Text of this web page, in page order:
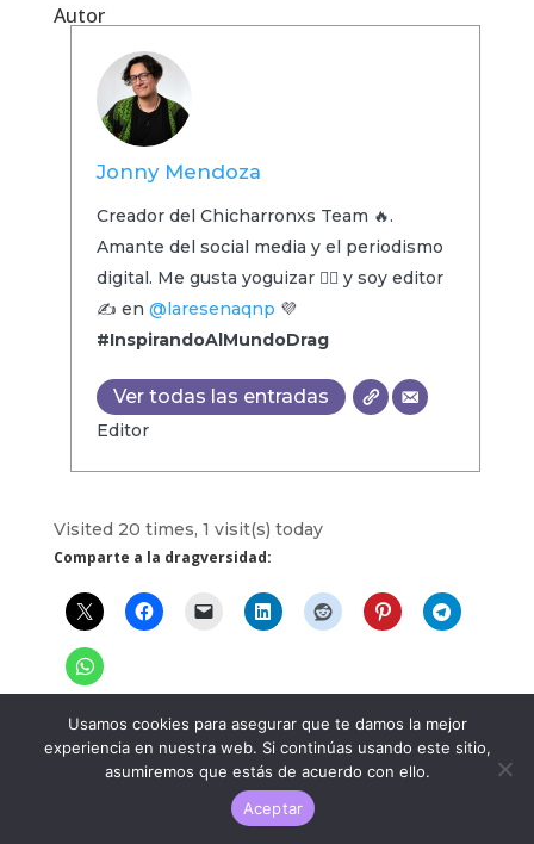
Autor
Jonny Mendoza
Creador del Chicharronxs Team 🔥.
Amante del social media y el periodismo
digital. Me gusta yoguizar 🧘‍♂️ y soy editor
✍️ en @laresenaqnp 💜
#InspirandoAlMundoDrag
Ver todas las entradas
Editor
Visited 20 times, 1 visit(s) today
Comparte a la dragversidad:
Relacionado
Usamos cookies para asegurar que te damos la mejor
experiencia en nuestra web. Si continúas usando este sitio,
asumiremos que estás de acuerdo con ello.
Aceptar